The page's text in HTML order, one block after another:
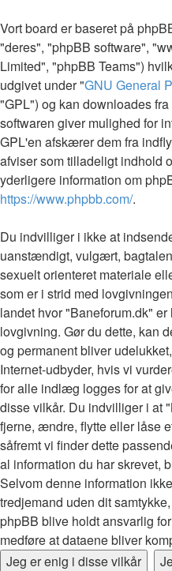
Vort board er baseret på
"deres", "phpBB software",
Limited", "phpBB Teams")
udgivet under "GNU General
"GPL") og kan downloades fra
softwaren giver mulighed for
GPL'en afskærer dem fra
afviser som tilladeligt indhold
yderligere information om
https://www.phpbb.com/.
Du indvilliger i ikke at
uanstændigt, vulgært,
sexuelt orienteret materiale
som er i strid med
landet hvor "Baneforum.dk"
lovgivning. Gør du dette, kan
og permanent bliver
Internet-udbyder, hvis vi
for alle indlæg logges for at
disse vilkår. Du indvilliger i at
fjerne, ændre, flytte eller låse
såfremt vi finder dette
al information du har skrevet,
Selvom denne information
tredjemand uden dit
phpBB blive holdt ansvarlig
medføre at dataene bliver